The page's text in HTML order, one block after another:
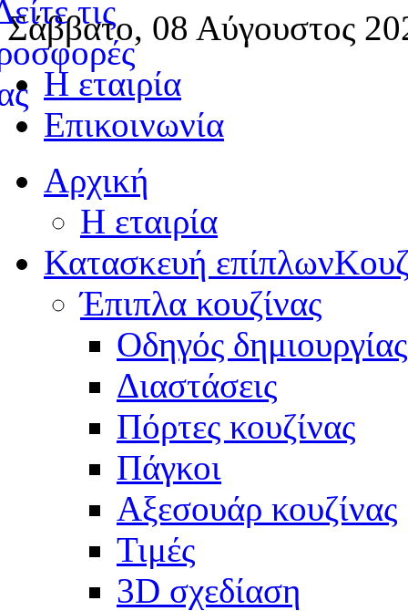
Σάββατο, 08 Αύγουστος
Η εταιρία
Επικοινωνία
Αρχική
Η εταιρία
Κατασκευή επίπλων
Έπιπλα κουζίνας
Οδηγός δημιουργίας
Διαστάσεις
Πόρτες κουζίνας
Πάγκοι
Αξεσουάρ κουζίνας
Τιμές
3D σχεδίαση